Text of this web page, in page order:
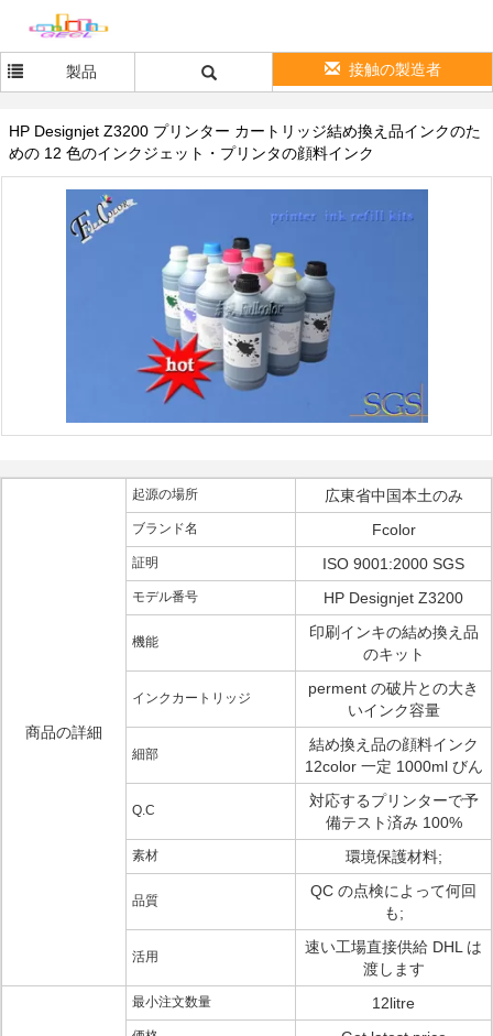
製品 接触の製造者
HP Designjet Z3200 プリンター カートリッジ結め換え品インクのた
めの 12 色のインクジェット・プリンタの顔料インク
商品の詳細
起源の場所 広東省中国本土のみ
ブランド名 Fcolor
証明 ISO 9001:2000 SGS
モデル番号 HP Designjet Z3200
機能
印刷インキの結め換え品
のキット
インクカートリッジ
perment の破片との大き
いインク容量
細部
結め換え品の顔料インク
12color 一定 1000ml びん
Q.C
対応するプリンターで予
備テスト済み 100%
素材 環境保護材料;
品質
QC の点検によって何回
も;
活用
速い工場直接供給 DHL は
渡します
最小注文数量 12litre